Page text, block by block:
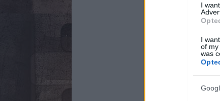
I
I
of my
was